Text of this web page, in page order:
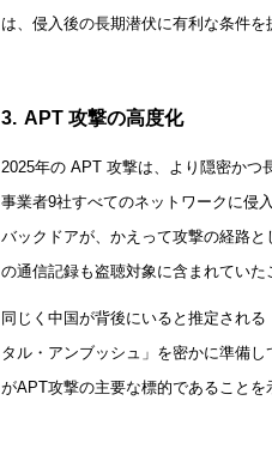
は、侵入後の長期潜伏に有利な条件を
3. APT 攻撃の高度化
2025年の APT 攻撃は、より隠密かつ
事業者9社すべてのネットワークに侵
バックドアが、かえって攻撃の経路
の通信記録も盗聴対象に含まれていた
同じく中国が背後にいると推定され
タル・アンブッシュ」を密かに準備
がAPT攻撃の主要な標的であることを